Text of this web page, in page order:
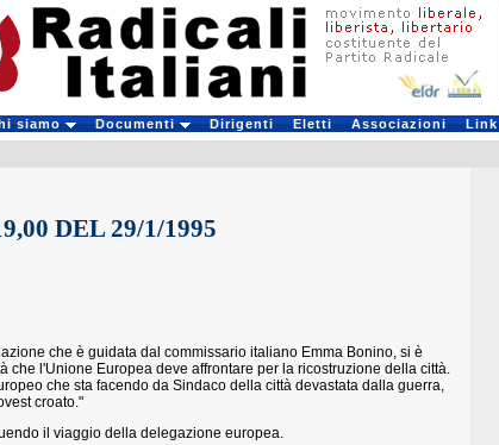
siamo Documenti Dirigenti Eletti Associazioni Link
DEL 29/1/1995
che è guidata dal commissario italiano Emma Bonino, si è
che l'Unione Europea deve affrontare per la ricostruzione della città.
che sta facendo da Sindaco della città devastata dalla guerra,
croato."
il viaggio della delegazione europea.